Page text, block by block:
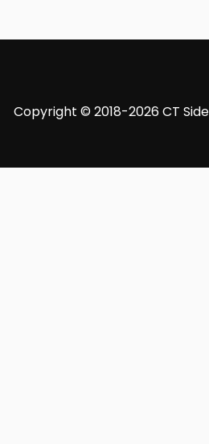
Copyright © 2018-2026 CT